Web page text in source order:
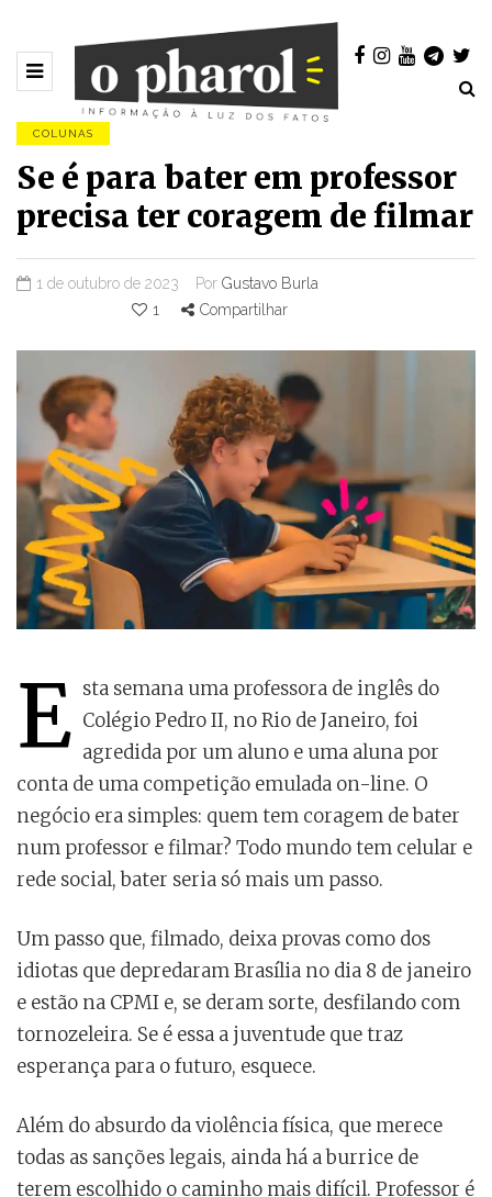
COLUNAS
Se é para bater em professor
precisa ter coragem de filmar
1 de outubro de 2023 Por Gustavo Burla
1
Compartilhar
E sta semana uma professora de inglês do
Colégio Pedro II, no Rio de Janeiro, foi
agredida por um aluno e uma aluna por
conta de uma competição emulada on-line. O
negócio era simples: quem tem coragem de bater
num professor e filmar? Todo mundo tem celular e
rede social, bater seria só mais um passo.
Um passo que, filmado, deixa provas como dos
idiotas que depredaram Brasília no dia 8 de janeiro
e estão na CPMI e, se deram sorte, desfilando com
tornozeleira. Se é essa a juventude que traz
esperança para o futuro, esquece.
Além do absurdo da violência física, que merece
todas as sanções legais, ainda há a burrice de
terem escolhido o caminho mais difícil. Professor é